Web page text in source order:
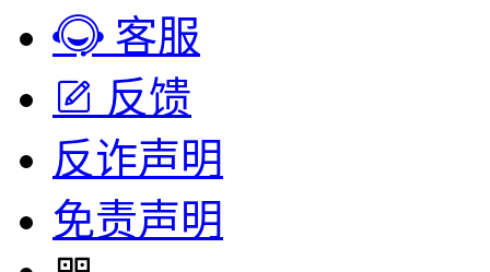
客服
反馈
反诈声明
免责声明